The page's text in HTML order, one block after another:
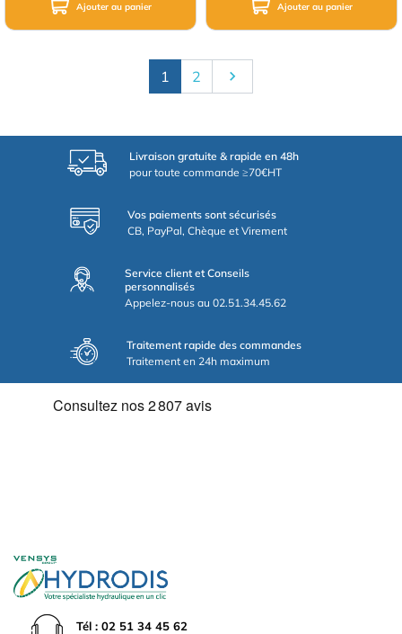
Ajouter au panier Ajouter au panier
1 2 Suivant

Livraison gratuite & rapide en 48h
pour toute commande ≥70€HT
Vos paiements sont sécurisés
CB, PayPal, Chèque et Virement
Service client et Conseils
personnalisés
Appelez-nous au 02.51.34.45.62
Traitement rapide des commandes
Traitement en 24h maximum
Tél : 02 51 34 45 62